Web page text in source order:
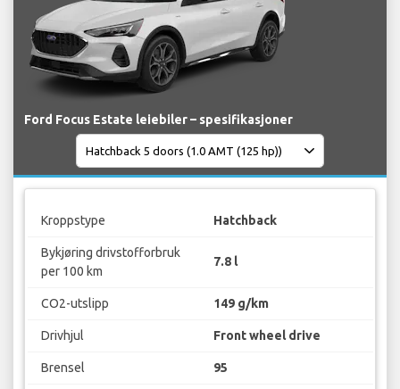
Ford Focus Estate leiebiler – spesifikasjoner
Kroppstype Hatchback
Bykjøring drivstofforbruk
per 100 km
7.8 l
CO2-utslipp 149 g/km
Drivhjul Front wheel drive
Brensel 95